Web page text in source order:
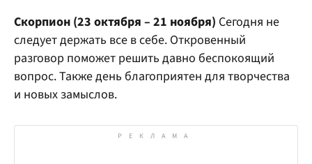
Скорпион (23 октября – 21 ноября) Сегодня не
следует держать все в себе. Откровенный
разговор поможет решить давно беспокоящий
вопрос. Также день благоприятен для творчества
и новых замыслов.